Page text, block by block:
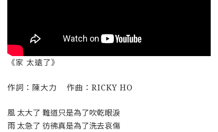
《家 太遠了》
作詞：陳大力 作曲：RICKY HO
風 太大了 難道只是為了吹乾眼淚
雨 太急了 彷彿真是為了洗去哀傷